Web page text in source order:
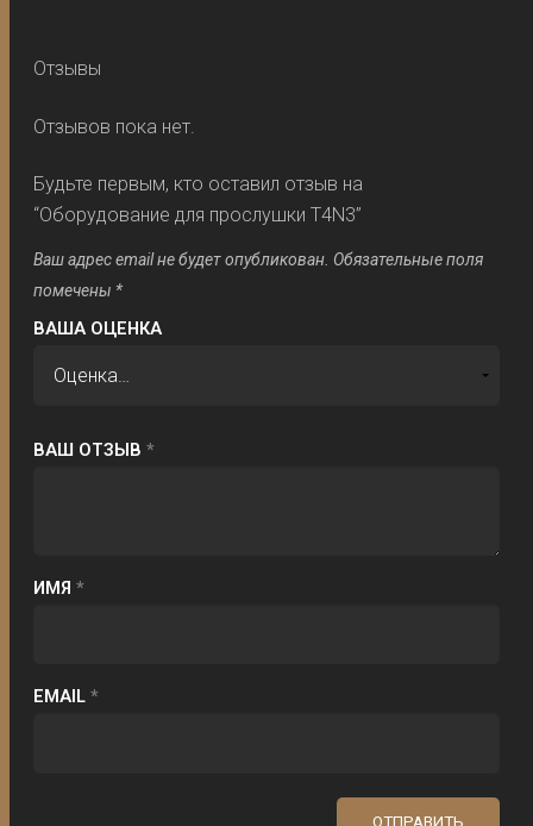
Отзывы
Отзывов пока нет.
Будьте первым, кто оставил отзыв на
“Оборудование для прослушки T4N3”
Ваш адрес email не будет опубликован. Обязательные поля
помечены *
ВАША ОЦЕНКА
ВАШ ОТЗЫВ*
ИМЯ*
EMAIL*